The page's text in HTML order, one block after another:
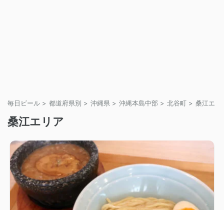
毎日ビール > 都道府県別 > 沖縄県 > 沖縄本島中部 > 北谷町 > 桑江エリ
桑江エリア